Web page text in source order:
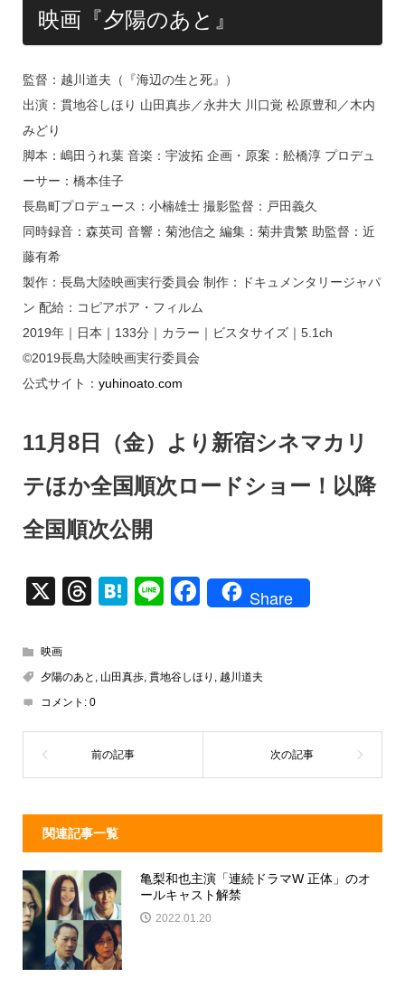
映画『夕陽のあと』
監督：越川道夫（『海辺の生と死』）
出演：貫地谷しほり 山田真歩／永井大 川口覚 松原豊和／木内
みどり
脚本：嶋田うれ葉 音楽：宇波拓 企画・原案：舩橋淳 プロデュ
ーサー：橋本佳子
長島町プロデュース：小楠雄士 撮影監督：戸田義久
同時録音：森英司 音響：菊池信之 編集：菊井貴繁 助監督：近
藤有希
製作：長島大陸映画実行委員会 制作：ドキュメンタリージャパ
ン 配給：コピアポア・フィルム
2019年｜日本｜133分｜カラー｜ビスタサイズ｜5.1ch
©2019長島大陸映画実行委員会
公式サイト： yuhinoato.com
11月8日（金）より新宿シネマカリ
テほか全国順次ロードショー！以降
全国順次公開
X
T
a
d
s
H
n
Li
F
e
o
Share
映画
夕陽のあと
山田真歩, 貫地谷しほり
越川道夫
コメント: 0
関連記事一覧
亀梨和也主演「連続ドラマW 正体」のオ
ールキャスト解禁
2022.01.20